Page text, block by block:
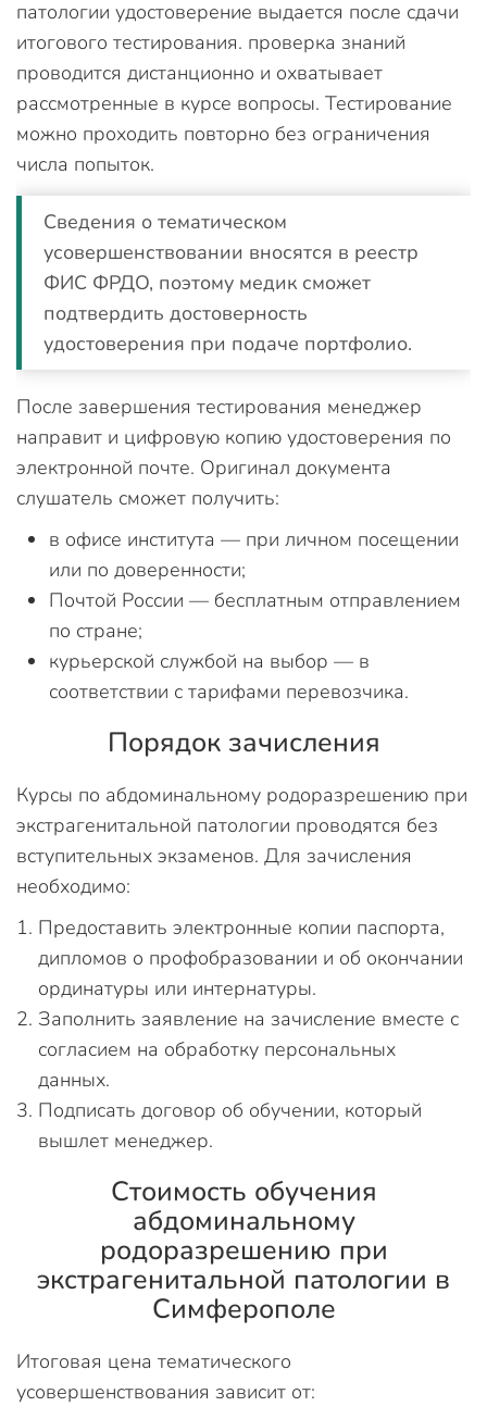
патологии удостоверение выдается после сдачи
итогового тестирования. проверка знаний
проводится дистанционно и охватывает
рассмотренные в курсе вопросы. Тестирование
можно проходить повторно без ограничения
числа попыток.
Сведения о тематическом
усовершенствовании вносятся в реестр
ФИС ФРДО, поэтому медик сможет
подтвердить достоверность
удостоверения при подаче портфолио.
После завершения тестирования менеджер
направит и цифровую копию удостоверения по
электронной почте. Оригинал документа
слушатель сможет получить:
в офисе института — при личном посещении
или по доверенности;
Почтой России — бесплатным отправлением
по стране;
курьерской службой на выбор — в
соответствии с тарифами перевозчика.
Порядок зачисления
Курсы по абдоминальному родоразрешению при
экстрагенитальной патологии проводятся без
вступительных экзаменов. Для зачисления
необходимо:
Предоставить электронные копии паспорта,
дипломов о профобразовании и об окончании
ординатуры или интернатуры.
Заполнить заявление на зачисление вместе с
согласием на обработку персональных
данных.
Подписать договор об обучении, который
вышлет менеджер.
Стоимость обучения
абдоминальному
родоразрешению при
экстрагенитальной патологии в
Симферополе
Итоговая цена тематического
усовершенствования зависит от: